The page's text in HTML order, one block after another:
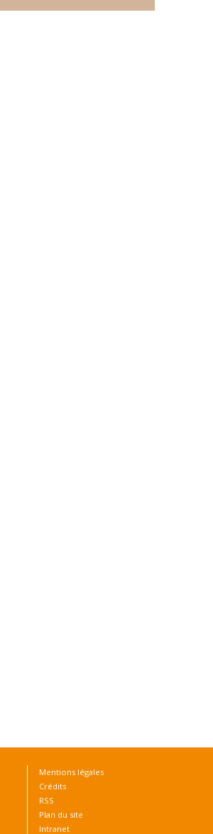
Mentions légales
Crédits
RSS
Plan du site
Intranet